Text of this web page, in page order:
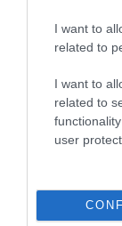
I want to
related to
I want to
related to
user